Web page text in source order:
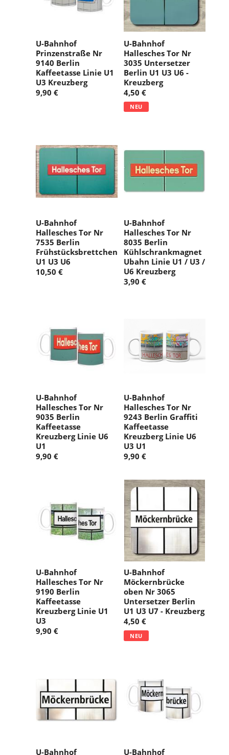
U-Bahnhof
Prinzenstraße Nr
9140 Berlin
Kaffeetasse Linie U1
U3 Kreuzberg
9,90 €
U-Bahnhof
Hallesches Tor Nr
3035 Untersetzer
Berlin U1 U3 U6 -
Kreuzberg
4,50 €
NEU
U-Bahnhof
Hallesches Tor Nr
7535 Berlin
Frühstücksbrettchen
U1 U3 U6
10,50 €
U-Bahnhof
Hallesches Tor Nr
8035 Berlin
Kühlschrankmagnet
Ubahn Linie U1 / U3 /
U6 Kreuzberg
3,90 €
U-Bahnhof
Hallesches Tor Nr
9035 Berlin
Kaffeetasse
Kreuzberg Linie U6
U1
9,90 €
U-Bahnhof
Hallesches Tor Nr
9243 Berlin Graffiti
Kaffeetasse
Kreuzberg Linie U6
U3 U1
9,90 €
U-Bahnhof
Hallesches Tor Nr
9190 Berlin
Kaffeetasse
Kreuzberg Linie U1
U3
9,90 €
U-Bahnhof
Möckernbrücke
oben Nr 3065
Untersetzer Berlin
U1 U3 U7 - Kreuzberg
4,50 €
NEU
U-Bahnhof U-Bahnhof